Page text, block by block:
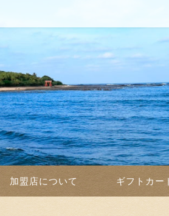
加盟店について ギフトカー